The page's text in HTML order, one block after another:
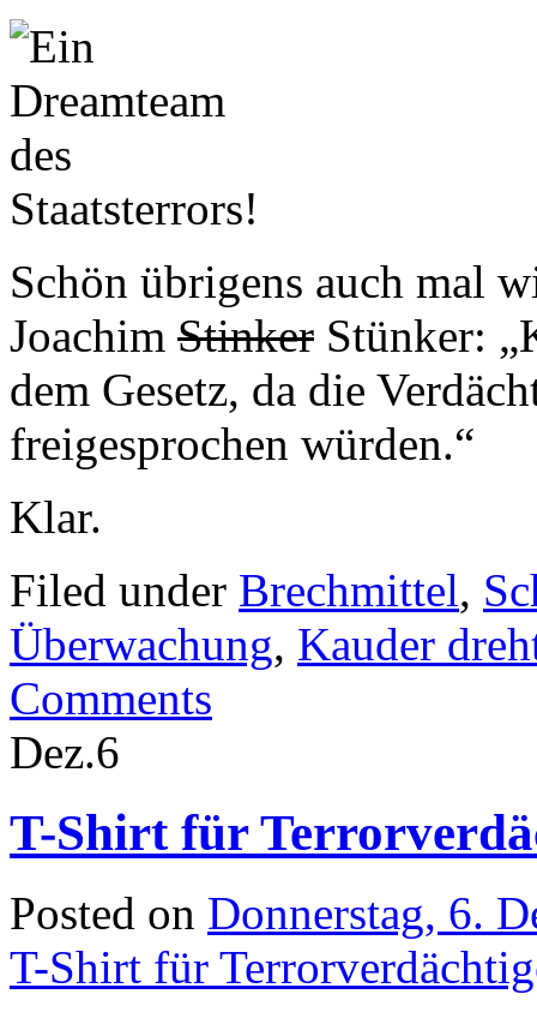
Schön übrigens auch mal
Joachim Stinker Stünker:
dem Gesetz, da die
freigesprochen würden.“
Klar.
Filed under Brechmittel,
Überwachung, Kauder
Comments
Dez.6
T-Shirt für
Posted on Donnerstag, 6.
T-Shirt für